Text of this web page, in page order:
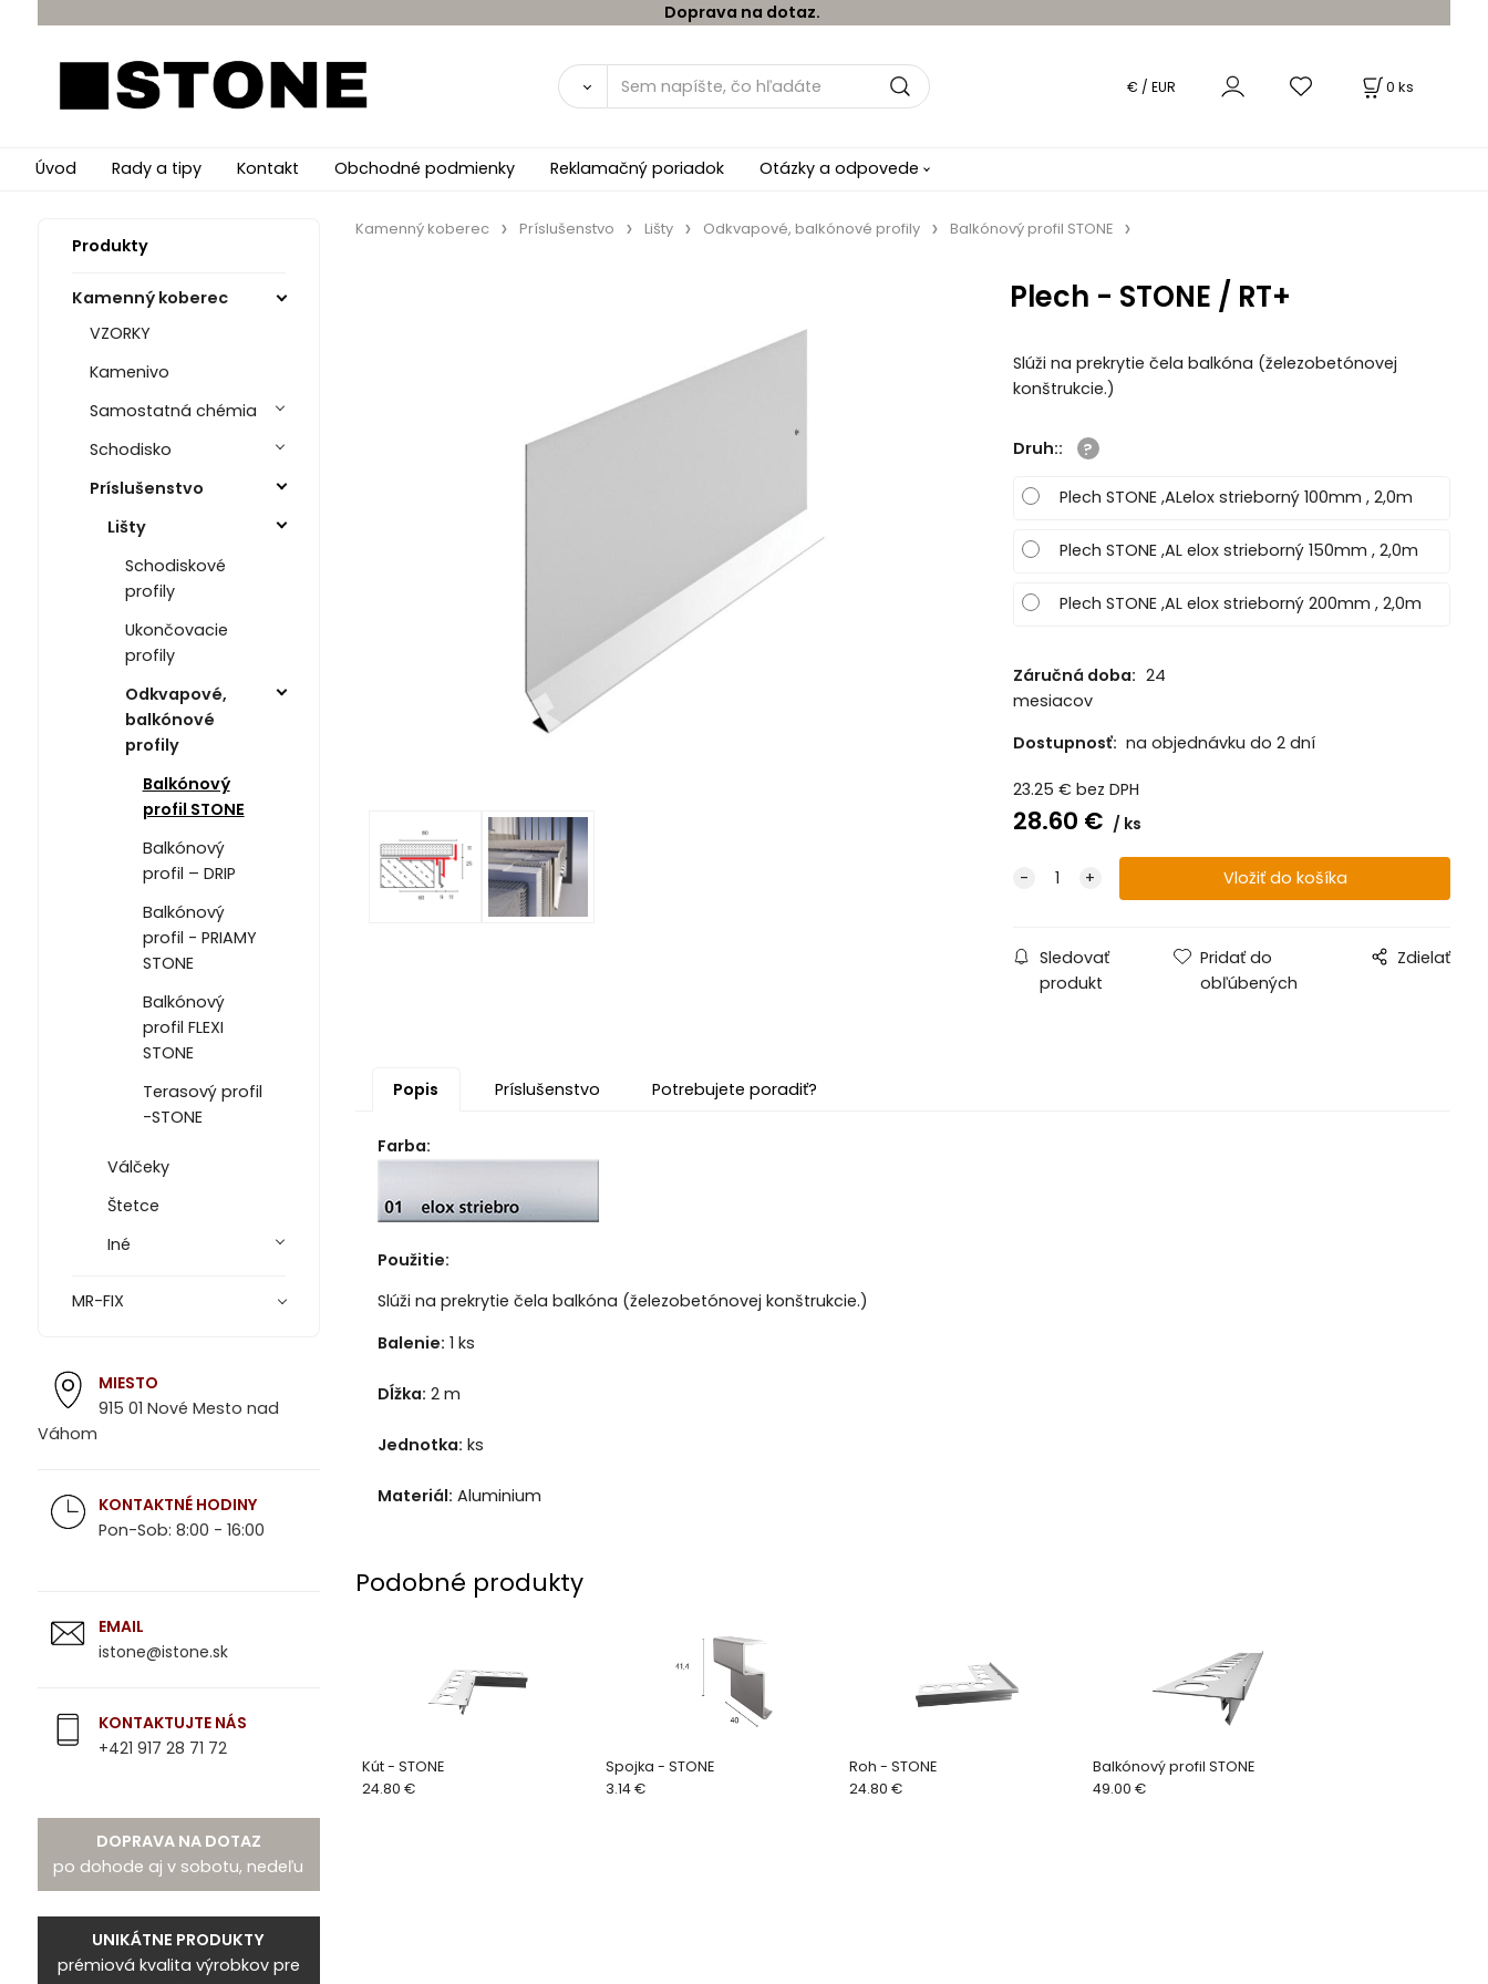
Doprava na dotaz.
0 ks
€ / EUR
Úvod Rady a tipy Kontakt Obchodné podmienky Reklamačný poriadok Otázky a odpovede
Produkty
Kamenný koberec
VZORKY
Kamenivo
Samostatná chémia
Schodisko
Príslušenstvo
Lišty
Schodiskové
profily
Ukončovacie
profily
Odkvapové,
balkónové
profily
Balkónový
profil STONE
Balkónový
profil – DRIP
Balkónový
profil - PRIAMY
STONE
Balkónový
profil FLEXI
STONE
Terasový profil
-STONE
Válčeky
Štetce
Iné
MR-FIX
MIESTO
915 01 Nové Mesto nad
Váhom
KONTAKTNÉ HODINY
Pon-Sob: 8:00 - 16:00
EMAIL
istone@istone.sk
KONTAKTUJTE NÁS
+421 917 28 71 72
DOPRAVA NA DOTAZ
po dohode aj v sobotu, nedeľu
UNIKÁTNE PRODUKTY
prémiová kvalita výrobkov pre
Kamenný koberec Príslušenstvo Lišty Odkvapové, balkónové profily Balkónový profil STONE
Plech - STONE / RT+
Slúži na prekrytie čela balkóna (železobetónovej
konštrukcie.)
Druh::
Plech STONE ,ALelox strieborný 100mm , 2,0m
Plech STONE ,AL elox strieborný 150mm , 2,0m
Plech STONE ,AL elox strieborný 200mm , 2,0m
Záručná doba: 24
mesiacov
Dostupnosť: na objednávku do 2 dní
23.25 € bez DPH
28.60 € ks
Sledovať
produkt
Pridať do
obľúbených
Zdielať
Popis Príslušenstvo Potrebujete poradiť?
Farba:
Použitie:
Slúži na prekrytie čela balkóna (železobetónovej konštrukcie.)
Balenie: 1 ks
Dĺžka: 2 m
Jednotka: ks
Materiál: Aluminium
Podobné produkty
Kút - STONE
24.80 €
Spojka - STONE
3.14 €
Roh - STONE
24.80 €
Balkónový profil STONE
49.00 €